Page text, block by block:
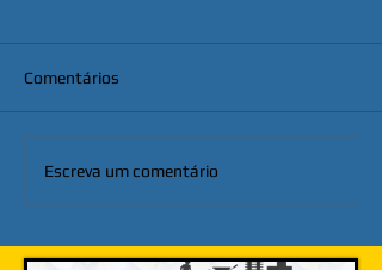
Comentários
Escreva um comentário